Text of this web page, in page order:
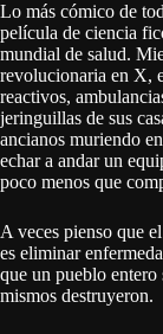
Lo más cómico de
película de ciencia
mundial de salud.
revolucionaria en X,
reactivos,
jeringuillas de sus
ancianos muriendo
echar a andar un
poco menos que
A veces pienso que
es eliminar
que un pueblo
mismos destruyeron.